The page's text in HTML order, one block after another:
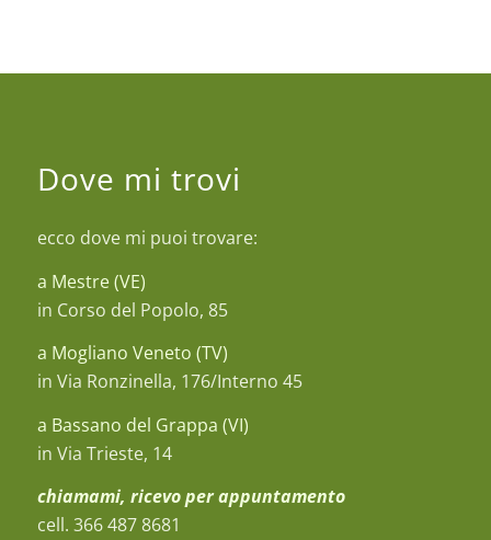
Dove mi trovi
ecco dove mi puoi trovare:
a Mestre (VE)
in Corso del Popolo, 85
a Mogliano Veneto (TV)
in Via Ronzinella, 176/Interno 45
a Bassano del Grappa (VI)
in Via Trieste, 14
chiamami, ricevo per appuntamento
cell. 366 487 8681